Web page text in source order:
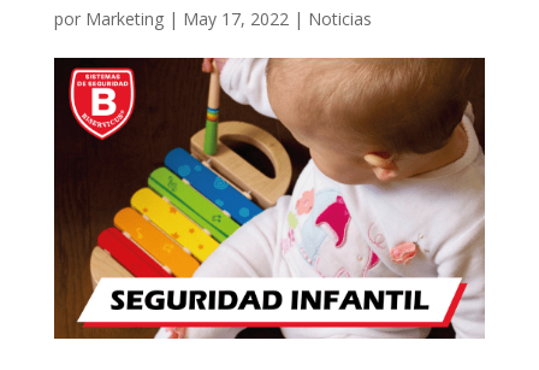
por Marketing| May 17, 2022| Noticias